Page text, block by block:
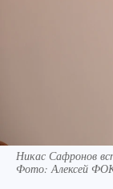
Никас Сафронов
Фото:Алексей